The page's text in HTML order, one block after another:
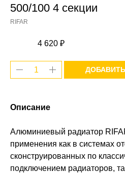
500/100 4 секции
RIFAR
4 620 ₽
Описание
Алюминиевый радиатор
применения как в системах
сконструированных по
подключением радиаторов,